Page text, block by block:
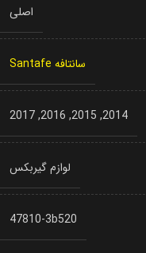
اصلی
سانتافه Santafe
2014
,
2015
,
2016
,
2017
لوازم گیربکس
47810-3b520